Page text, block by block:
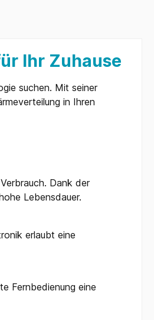
Ihr Zuhause
suchen. Mit seiner
in Ihren
Dank der
Lebensdauer.
erlaubt eine
Fernbedienung eine